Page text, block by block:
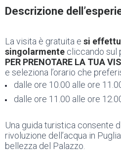
Descrizione
La visita è gratuita e si
singolarmente cliccando sul
PER PRENOTARE LA TUA
e seleziona l’orario che
dalle ore 10.00 alle ore
dalle ore 11.00 alle ore
Una guida turistica consente
rivoluzione dell’acqua in
bellezza del Palazzo.